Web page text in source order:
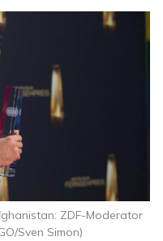
ZDF-Moderator
Sven Simon)